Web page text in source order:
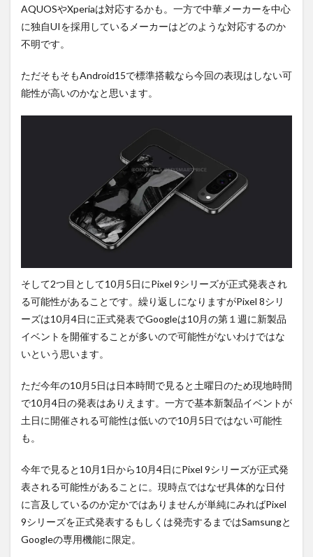
AQUOSやXperiaは対応するかも。一方で中華メーカーを中心
に独自UIを採用しているメーカーはどのような対応するのか
不明です。
ただそもそもAndroid15で標準搭載なら今回の表現はしない可
能性が高いのかなと思います。
そして2つ目として10月5日にPixel 9シリーズが正式発表され
る可能性があることです。繰り返しになりますがPixel 8シリ
ーズは10月4日に正式発表でGoogleは10月の第１週に新製品
イベントを開催することが多いので可能性がないわけではな
いという思います。
ただ今年の10月5日は日本時間で見ると土曜日のため現地時間
で10月4日の発表はありえます。一方で基本新製品イベントが
土日に開催される可能性は低いので10月5日ではない可能性
も。
今年で見ると10月1日から10月4日にPixel 9シリーズが正式発
表される可能性があることに。現時点ではなぜ具体的な日付
に言及しているのか定かではありませんが単純にみればPixel
9シリーズを正式発表するもしくは発売するまではSamsungと
Googleの専用機能に限定。